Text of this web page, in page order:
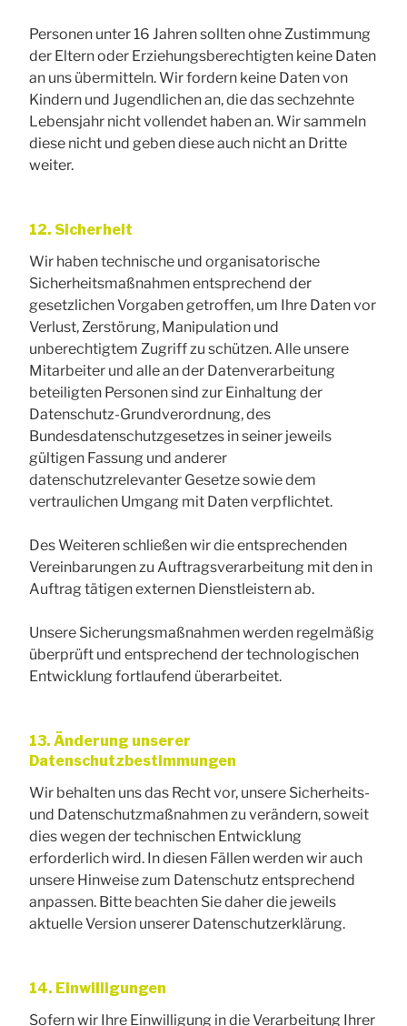
Personen unter 16 Jahren sollten ohne Zustimmung
der Eltern oder Erziehungsberechtigten keine Daten
an uns übermitteln. Wir fordern keine Daten von
Kindern und Jugendlichen an, die das sechzehnte
Lebensjahr nicht vollendet haben an. Wir sammeln
diese nicht und geben diese auch nicht an Dritte
weiter.
12. Sicherheit
Wir haben technische und organisatorische
Sicherheitsmaßnahmen entsprechend der
gesetzlichen Vorgaben getroffen, um Ihre Daten vor
Verlust, Zerstörung, Manipulation und
unberechtigtem Zugriff zu schützen. Alle unsere
Mitarbeiter und alle an der Datenverarbeitung
beteiligten Personen sind zur Einhaltung der
Datenschutz-Grundverordnung, des
Bundesdatenschutzgesetzes in seiner jeweils
gültigen Fassung und anderer
datenschutzrelevanter Gesetze sowie dem
vertraulichen Umgang mit Daten verpflichtet.
Des Weiteren schließen wir die entsprechenden
Vereinbarungen zu Auftragsverarbeitung mit den in
Auftrag tätigen externen Dienstleistern ab.
Unsere Sicherungsmaßnahmen werden regelmäßig
überprüft und entsprechend der technologischen
Entwicklung fortlaufend überarbeitet.
13. Änderung unserer
Datenschutzbestimmungen
Wir behalten uns das Recht vor, unsere Sicherheits-
und Datenschutzmaßnahmen zu verändern, soweit
dies wegen der technischen Entwicklung
erforderlich wird. In diesen Fällen werden wir auch
unsere Hinweise zum Datenschutz entsprechend
anpassen. Bitte beachten Sie daher die jeweils
aktuelle Version unserer Datenschutzerklärung.
14. Einwilligungen
Sofern wir Ihre Einwilligung in die Verarbeitung Ihrer